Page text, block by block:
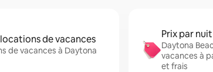
de vacances
de vacances à Daytona
Prix par
Daytona
vacances à
et frais